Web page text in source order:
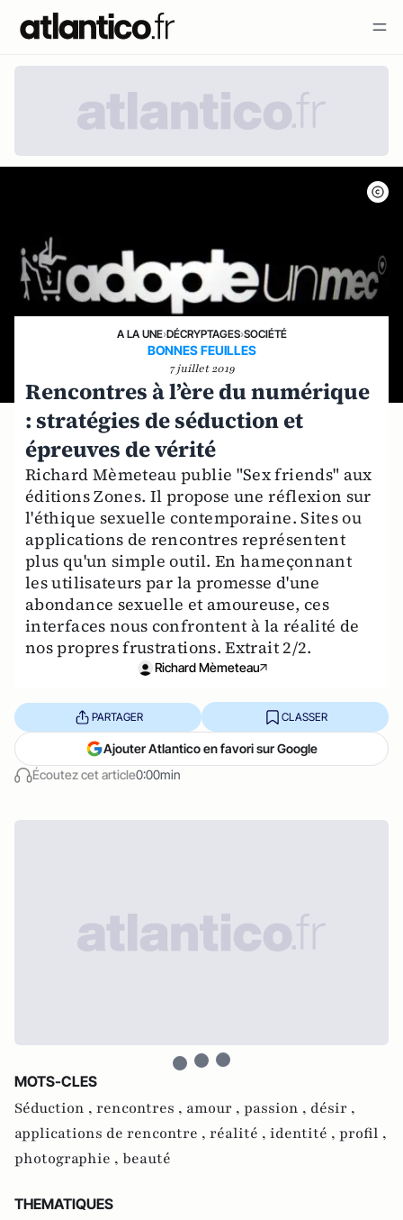
A LA UNE›DÉCRYPTAGES›SOCIÉTÉ
BONNES FEUILLES
7 juillet 2019
Rencontres à l’ère du numérique
: stratégies de séduction et
épreuves de vérité
Richard Mèmeteau publie "Sex friends" aux
éditions Zones. Il propose une réflexion sur
l'éthique sexuelle contemporaine. Sites ou
applications de rencontres représentent
plus qu'un simple outil. En hameçonnant
les utilisateurs par la promesse d'une
abondance sexuelle et amoureuse, ces
interfaces nous confrontent à la réalité de
nos propres frustrations. Extrait 2/2.
Richard Mèmeteau
Écoutez cet article0:00min
PARTAGER CLASSER
Ajouter Atlantico en favori sur Google
MOTS-CLES
Séduction , rencontres , amour , passion , désir ,
applications de rencontre , réalité , identité , profil ,
photographie , beauté
THEMATIQUES